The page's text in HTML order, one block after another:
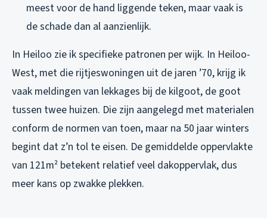
meest voor de hand liggende teken, maar vaak is
de schade dan al aanzienlijk.
In Heiloo zie ik specifieke patronen per wijk. In Heiloo-
West, met die rijtjeswoningen uit de jaren ’70, krijg ik
vaak meldingen van lekkages bij de kilgoot, de goot
tussen twee huizen. Die zijn aangelegd met materialen
conform de normen van toen, maar na 50 jaar winters
begint dat z’n tol te eisen. De gemiddelde oppervlakte
van 121m² betekent relatief veel dakoppervlak, dus
meer kans op zwakke plekken.